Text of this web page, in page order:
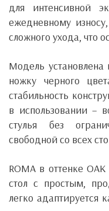
для интенсивной
ежедневному
сложного ухода, что
Модель установлена
ножку черного
стабильность
в использовании –
стулья без
свободной со всех
ROMA в оттенке
стол с простым,
легко адаптируется